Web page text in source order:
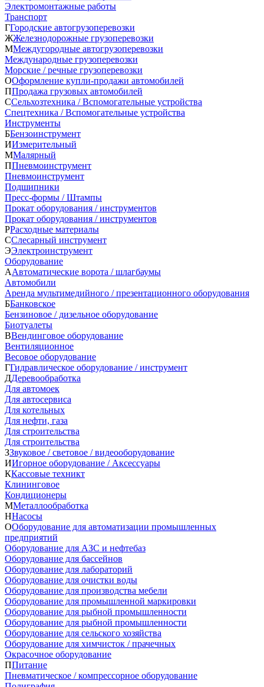
Электромонтажные работы
Транспорт
ГГородские автогрузоперевозки
ЖЖелезнодорожные грузоперевозки
ММеждугородные автогрузоперевозки
Международные грузоперевозки
Морские / речные грузоперевозки
ООформление купли-продажи автомобилей
ППродажа грузовых автомобилей
ССельхозтехника / Вспомогательные устройства
Спецтехника / Вспомогательные устройства
Инструменты
ББензоинструмент
ИИзмерительный
ММалярный
ППневмоинструмент
Пневмоинструмент
Подшипники
Пресс-формы / Штампы
Прокат оборудования / инструментов
Прокат оборудования / инструментов
РРасходные материалы
ССлесарный инструмент
ЭЭлектроинструмент
Оборудование
ААвтоматические ворота / шлагбаумы
Автомобили
Аренда мультимедийного / презентационного оборудования
ББанковское
Бензиновое / дизельное оборудование
Биотуалеты
ВВендинговое оборудование
Вентиляционное
Весовое оборудование
ГГидравлическое оборудование / инструмент
ДДеревообработка
Для автомоек
Для автосервиса
Для котельных
Для нефти, газа
Для строительства
Для строительства
ЗЗвуковое / световое / видеооборудование
ИИгорное оборудование / Аксессуары
ККассовые техникт
Клининговое
Кондиционеры
ММеталлообработка
ННасосы
ООборудование для автоматизации промышленных
предприятий
Оборудование для АЗС и нефтебаз
Оборудование для бассейнов
Оборудование для лабораторий
Оборудование для очистки воды
Оборудование для производства мебели
Оборудование для промышленной маркировки
Оборудование для рыбной промышленности
Оборудование для рыбной промышленности
Оборудование для сельского хозяйства
Оборудование для химчисток / прачечных
Окрасочное оборудование
ППитание
Пневматическое / компрессорное оборудование